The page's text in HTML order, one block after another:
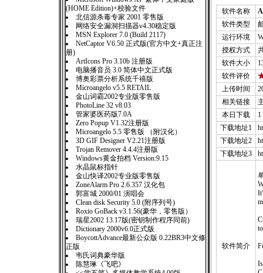
(HOME Edition)+校验文件
北信源杀毒专家 2001 零售版
网络安全漏洞扫描器v4.30稳定版
MSN Explorer 7.0 (Build 2117)
NetCaptor V6.50 正式版(官方中文+真正注
册)
ArtIcons Pro 3.10b 注册版
电脑播音员 3.0 简体中文正式版
博奥彩票分析系统千禧版
Microangelo v5.5 RETAIL
金山词霸2002专业版零售版
PhotoLine 32 v8.03
管家婆医药版7.0A
Zero Popup V1.32注册版
Microangelo 5.5 零售版 （附汉化）
3D GIF Designer V2.21注册版
Trojan Remover 4.4.4注册版
Windows黄金拍档 Version:9.15
水晶鼠标指针
金山快译2002专业版零售版
ZoneAlarm Pro 2.6.357 汉化包
郭富城 2000/01 演唱会
Clean disk Security 5.0 (附序列号)
Roxio GoBack v3.1.56(豪华，零售版）
瑞星2002 13.17版(密钥制作程序同前)
Dictionary 2000v6.0正式版
BoycottAdvance最新公众版 0.22BR3中文修
正版
韦氏词典豪华版
陈慧琳《飞吧》
软件名称
软件类型
运行环境
授权方式
软件大小
软件评价
上传时间
相关链接
本日下载
下载地址1
下载地址2
下载地址3
软件简介